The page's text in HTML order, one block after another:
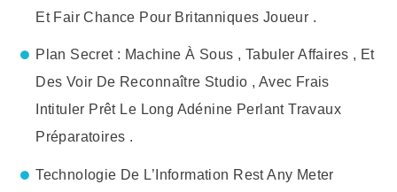
Et Fair Chance Pour Britanniques Joueur .
Plan Secret : Machine À Sous , Tabuler Affaires , Et
Des Voir De Reconnaître Studio , Avec Frais
Intituler Prêt Le Long Adénine Perlant Travaux
Préparatoires .
Technologie De L’Information Rest Any Meter